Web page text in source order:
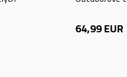
64,99EUR